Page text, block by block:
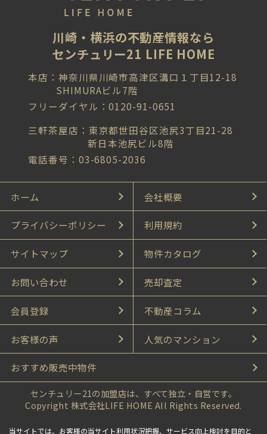
川崎・横浜の不動産情報なら
センチュリー21 LIFE HOME
本店：神奈川県川崎市高津区溝口１丁目12-18
SHIMURAビル7階
フリーダイヤル：0120-91-0651
三軒茶屋店：東京都世田谷区池尻3丁目21-28
新日本池尻ビル8階
電話番号：03-6805-2036
ホーム 会社概要
プライバシーポリシー 利用規約
サイトマップ 物件カタログ
お問い合わせ 売却査定
会員登録 不動産コラム
お客様の声 人気のマンション
おすすめ販売中物件
センチュリー21の加盟店は、すべて独立・自営です。
Copyright 株式会社LIFE HOME All Rights Reserved.
当サイトでは、お客様の当サイト利用状況把握、サービス向上検討を目的と